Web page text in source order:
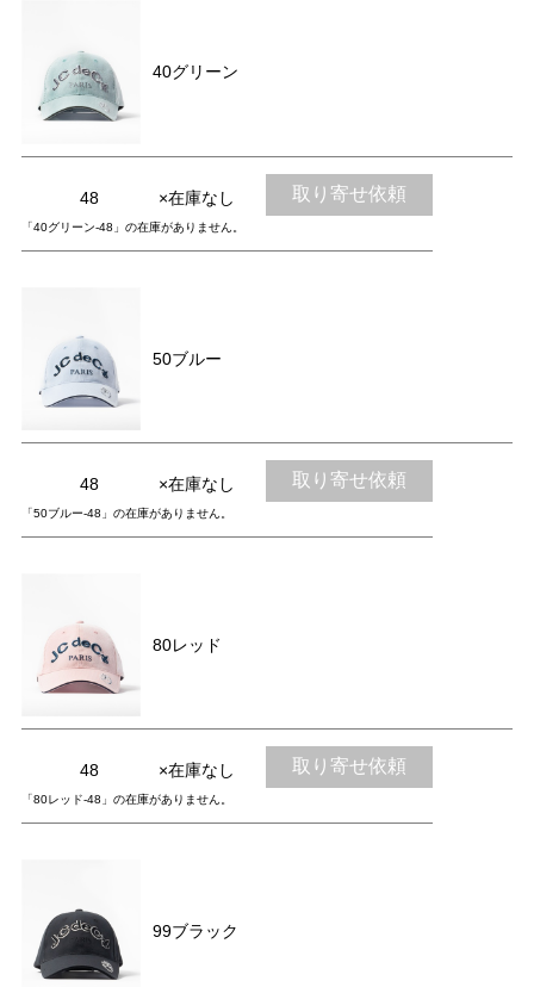
40グリーン
48 ×在庫なし 取り寄せ依頼
「40グリーン-48」の在庫がありません。
50ブルー
48 ×在庫なし 取り寄せ依頼
「50ブルー-48」の在庫がありません。
80レッド
48 ×在庫なし 取り寄せ依頼
「80レッド-48」の在庫がありません。
99ブラック